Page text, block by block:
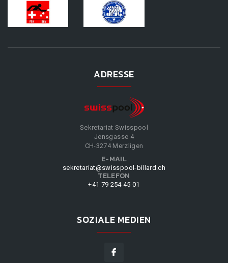
ADRESSE
Sekretariat Swisspool
Jensgasse 4
CH-3274 Merzligen
E-MAIL
sekretariat@swisspool-billard.ch
TELEFON
+41 79 254 45 01
SOZIALE MEDIEN